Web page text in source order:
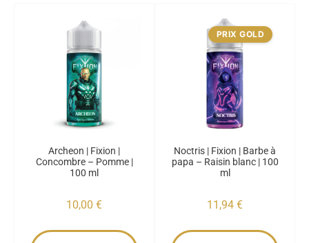
Archeon | Fixion |
Concombre – Pomme |
100 ml
10,00 €
PRIX GOLD
Noctris | Fixion | Barbe à
papa – Raisin blanc | 100
ml
11,94 €